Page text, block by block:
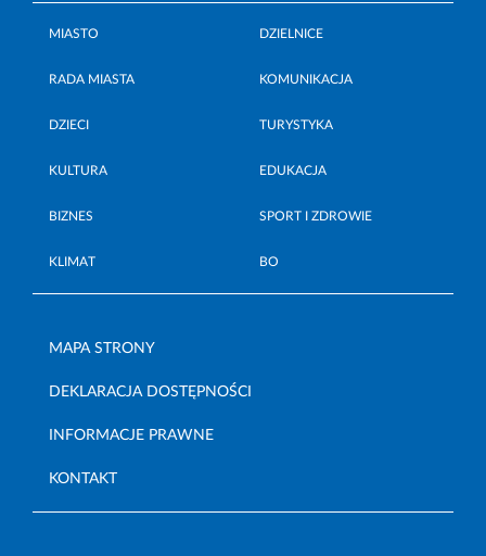
MIASTO DZIELNICE
RADA MIASTA KOMUNIKACJA
DZIECI TURYSTYKA
KULTURA EDUKACJA
BIZNES SPORT I ZDROWIE
KLIMAT BO
MAPA STRONY
DEKLARACJA DOSTĘPNOŚCI
INFORMACJE PRAWNE
KONTAKT